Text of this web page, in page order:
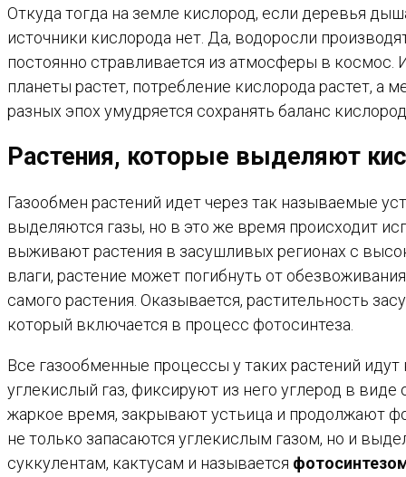
Откуда тогда на земле кислород, если деревья
источники кислорода нет. Да, водоросли
постоянно стравливается из атмосферы в космос.
планеты растет, потребление кислорода растет, а
разных эпох умудряется сохранять баланс
Растения, которые выделяют
Газообмен растений идет через так называемые
выделяются газы, но в это же время происходит
выживают растения в засушливых регионах с
влаги, растение может погибнуть от
самого растения. Оказывается, растительность
который включается в процесс фотосинтеза.
Все газообменные процессы у таких растений
углекислый газ, фиксируют из него углерод в
жаркое время, закрывают устьица и продолжают
не только запасаются углекислым газом, но и
суккулентам, кактусам и называется